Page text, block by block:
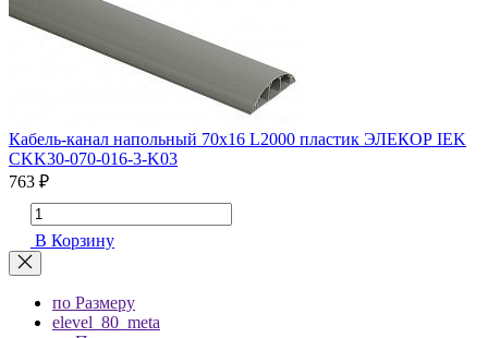
Кабель-канал напольный 70х16 L2000 пластик ЭЛЕКОР IEK
CKK30-070-016-3-K03
763 ₽
В Корзину
по Размеру
elevel_80_meta